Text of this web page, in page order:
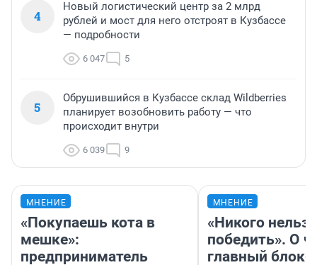
4
Новый логистический центр за 2 млрд
рублей и мост для него отстроят в Кузбассе
— подробности
6 047 5
5
Обрушившийся в Кузбассе склад Wildberries
планирует возобновить работу — что
происходит внутри
6 039 9
МНЕНИЕ
«Покупаешь кота в
мешке»:
предприниматель
МНЕНИЕ
«Никого нельзя
победить». О
главный